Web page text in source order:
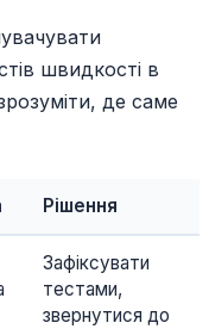
швидкості в
де саме
Рішення
Зафіксувати
тестами,
звернутися до